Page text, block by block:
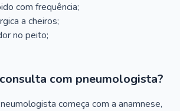
com frequência;
a cheiros;
no peito;
com pneumologista?
começa com a anamnese,